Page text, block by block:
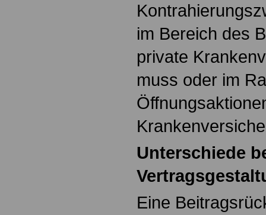
im Bereich des
private
muss oder im
Unterschiede
Eine